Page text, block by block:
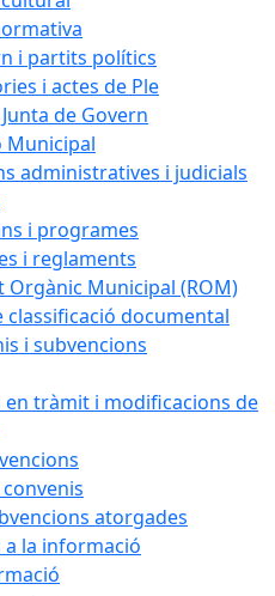
i partits polítics
i actes de Ple
de Govern
Municipal
administratives i judicials
i programes
i reglaments
Orgànic Municipal (ROM)
classificació documental
i subvencions
en tràmit i modificacions de
atorgades
a la informació